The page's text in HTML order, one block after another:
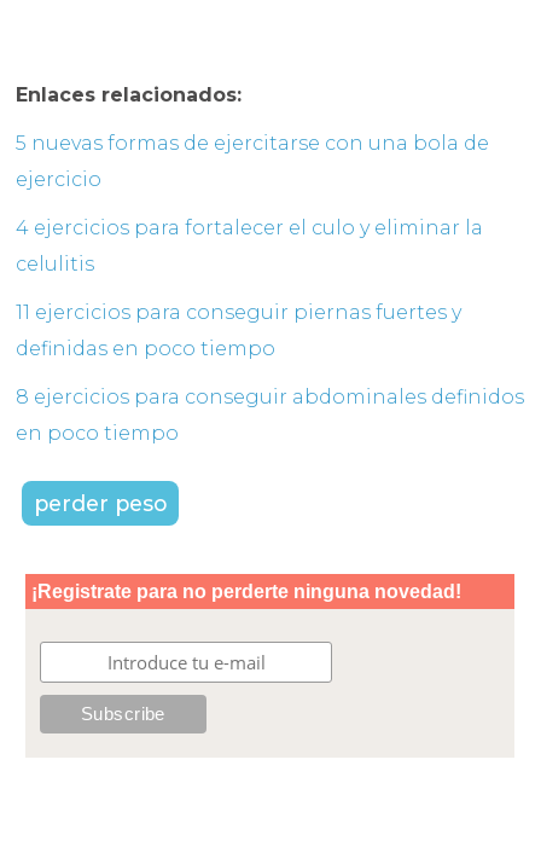
Enlaces relacionados:
5 nuevas formas de ejercitarse con una bola de
ejercicio
4 ejercicios para fortalecer el culo y eliminar la
celulitis
11 ejercicios para conseguir piernas fuertes y
definidas en poco tiempo
8 ejercicios para conseguir abdominales definidos
en poco tiempo
perder peso